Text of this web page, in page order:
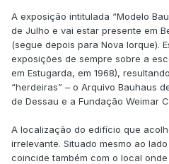
A exposição intitulada “Modelo
de Julho e vai estar presente em
(segue depois para Nova Iorque).
exposições de sempre sobre a
em Estugarda, em 1968),
“herdeiras” – o Arquivo Bauhaus
de Dessau e a Fundação Weimar
A localização do edifício que
irrelevante. Situado mesmo ao
coincide também com o local